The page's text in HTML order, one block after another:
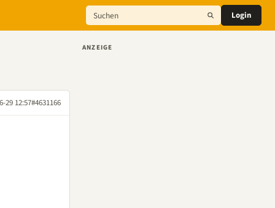
Login
29 12:57#4631166
ANZEIGE